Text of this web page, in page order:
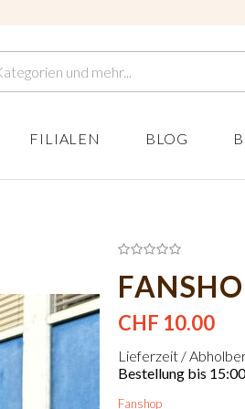
FILIALEN BLOG
CHF 10.00
Lieferzeit /
Bestellung bis
Fanshop